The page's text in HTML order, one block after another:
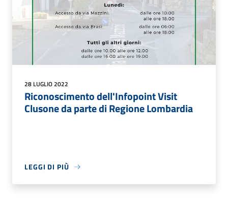
28 LUGLIO 2022
Riconoscimento dell'Infopoint Visit
Clusone da parte di Regione Lombardia
LEGGI DI PIÙ